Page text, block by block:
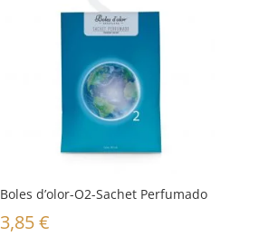
Boles d’olor-O2-Sachet Perfumado
3,85€